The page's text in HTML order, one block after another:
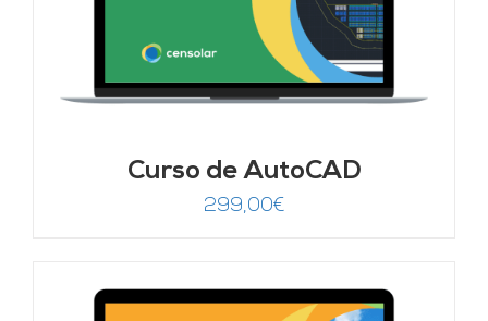
Curso de AutoCAD
299,00€